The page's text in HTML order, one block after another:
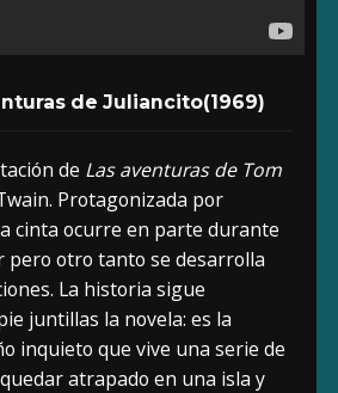
de Juliancito(1969)
de Las aventuras de Tom
Protagonizada por
cinta ocurre en parte durante
pero otro tanto se desarrolla
La historia sigue
juntillas la novela: es la
inquieto que vive una serie de
atrapado en una isla y